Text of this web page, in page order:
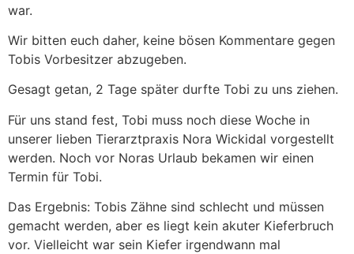
war.
Wir bitten euch daher, keine bösen Kommentare gegen
Tobis Vorbesitzer abzugeben.
Gesagt getan, 2 Tage später durfte Tobi zu uns ziehen.
Für uns stand fest, Tobi muss noch diese Woche in
unserer lieben Tierarztpraxis Nora Wickidal vorgestellt
werden. Noch vor Noras Urlaub bekamen wir einen
Termin für Tobi.
Das Ergebnis: Tobis Zähne sind schlecht und müssen
gemacht werden, aber es liegt kein akuter Kieferbruch
vor. Vielleicht war sein Kiefer irgendwann mal